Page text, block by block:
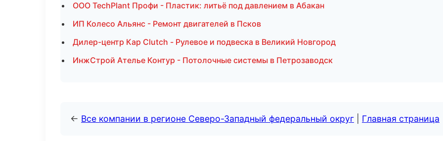
ООО TechPlant Профи - Пластик: литьё под давлением в Абакан
ИП Колесо Альянс - Ремонт двигателей в Псков
Дилер-центр Кар Clutch - Рулевое и подвеска в Великий Новгород
ИнжСтрой Ателье Контур - Потолочные системы в Петрозаводск
← Все компании в регионе Северо-Западный федеральный округ Главная страница